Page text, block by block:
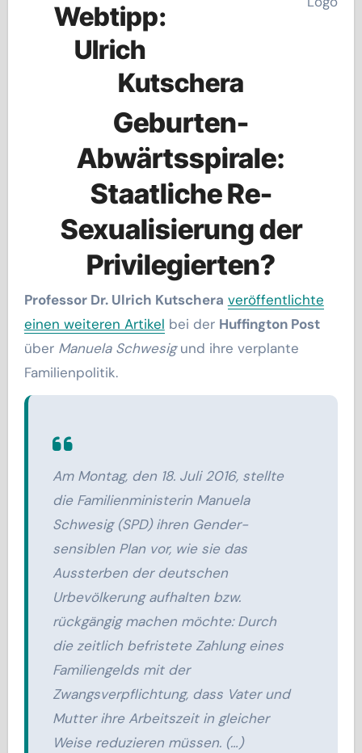
Webtipp:
Ulrich
Kutschera
Geburten-
Abwärtsspirale:
Staatliche Re-
Sexualisierung der
Privilegierten?
Professor Dr. Ulrich Kutschera veröffentlichte
einen weiteren Artikel bei der Huffington Post
über Manuela Schwesigund ihre verplante
Familienpolitik.
Am Montag, den 18. Juli 2016, stellte
die Familienministerin Manuela
Schwesig (SPD) ihren Gender-
sensiblen Plan vor, wie sie das
Aussterben der deutschen
Urbevölkerung aufhalten bzw.
rückgängig machen möchte: Durch
die zeitlich befristete Zahlung eines
Familiengelds mit der
Zwangsverpflichtung, dass Vater und
Mutter ihre Arbeitszeit in gleicher
Weise reduzieren müssen. (…)